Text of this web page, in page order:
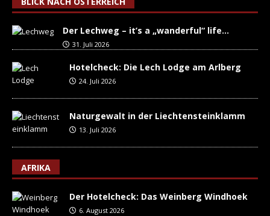
Der Lechweg – it’s a „wanderful“ life…
31. Juli 2026
Hotelcheck: Die Lech Lodge am Arlberg
24. Juli 2026
Naturgewalt in der Liechtensteinklamm
13. Juli 2026
AFRIKA
Der Hotelcheck: Das Weinberg Windhoek
6. August 2026